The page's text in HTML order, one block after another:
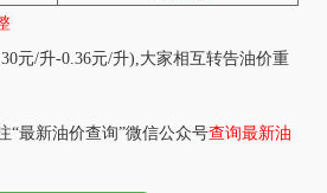
元/升-0.36元/升),大家相互转告油价重
“最新油价查询”微信公众号查询最新油